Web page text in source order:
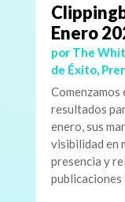
Enero
por The
de Éxito,
resultados
enero, sus
visibilidad en
presencia y
publicaciones